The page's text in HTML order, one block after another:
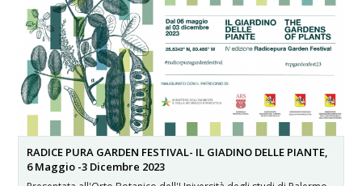
RADICE PURA GARDEN FESTIVAL- IL GIADINO DELLE PIANTE,
6 Maggio -3 Dicembre 2023